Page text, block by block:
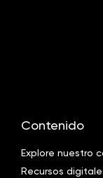
Contenido
Explore nuestro
Recursos